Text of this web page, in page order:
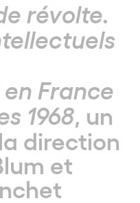
révolte.
France
1968, un
direction
et